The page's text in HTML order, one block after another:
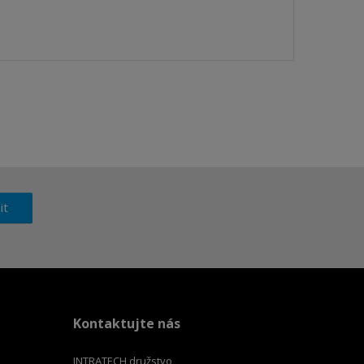
Kontaktujte nás
INTRATECH družstvo